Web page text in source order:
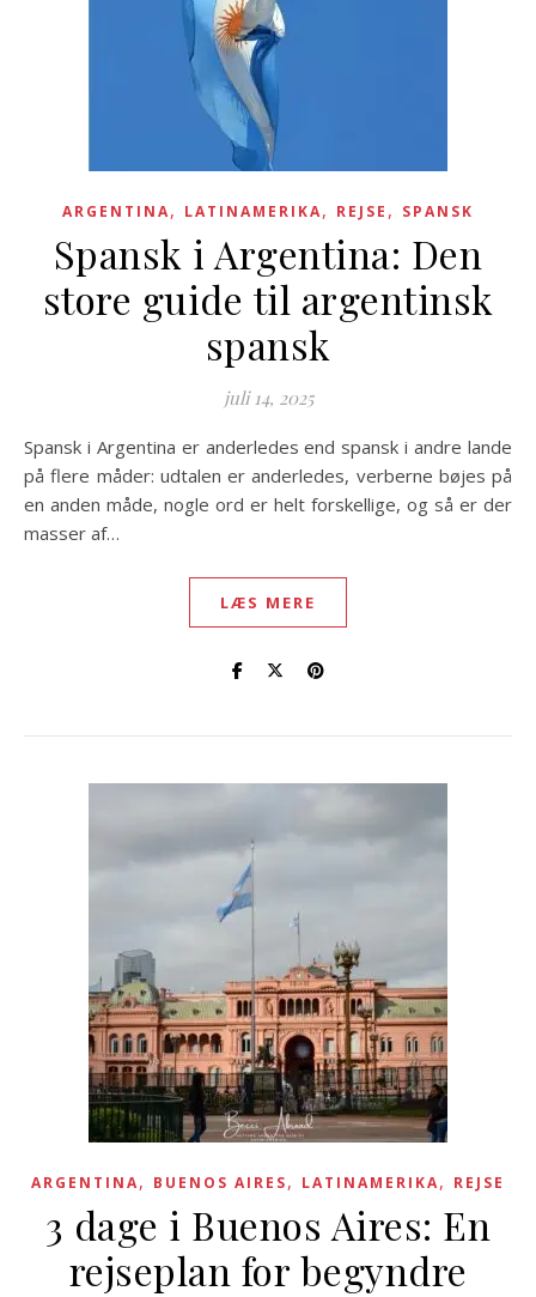
ARGENTINA, LATINAMERIKA, REJSE , SPANSK
Spansk i Argentina: Den
store guide til argentinsk
spansk
juli 14, 2025
Spansk i Argentina er anderledes end spansk i andre lande
på flere måder: udtalen er anderledes, verberne bøjes på
en anden måde, nogle ord er helt forskellige, og så er der
masser af…
LÆS MERE
ARGENTINA, BUENOS AIRES, LATINAMERIKA, REJSE
3 dage i Buenos Aires: En
rejseplan for begyndre